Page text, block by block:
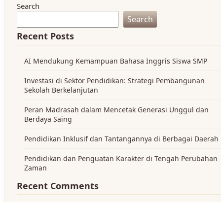
Search
Search
Recent Posts
AI Mendukung Kemampuan Bahasa Inggris Siswa SMP
Investasi di Sektor Pendidikan: Strategi Pembangunan
Sekolah Berkelanjutan
Peran Madrasah dalam Mencetak Generasi Unggul dan
Berdaya Saing
Pendidikan Inklusif dan Tantangannya di Berbagai Daerah
Pendidikan dan Penguatan Karakter di Tengah Perubahan
Zaman
Recent Comments